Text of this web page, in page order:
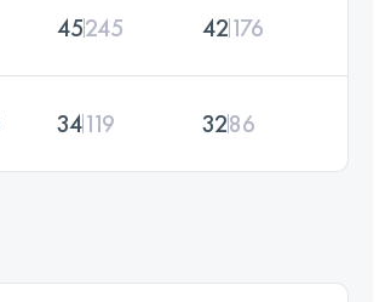
45245 42176
34119 3286